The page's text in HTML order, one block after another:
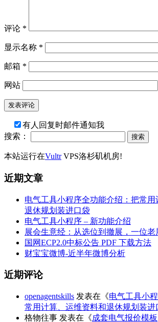
评论 *
显示名称 *
邮箱 *
网站
有人回复时邮件通知我
搜索：
本站运行在VultrVPS洛杉矶机房!
近期文章
电气工具小程序全功能介绍：把常
退休规划装进口袋
电气工具小程序 – 新功能介绍
展会生意经：从选位到撤展，一位
国网ECP2.0中标公告 PDF 下载方法
财宝宝微博-近半年微博分析
近期评论
openagentskills 发表在《电气工具小
常用计算、运维资料和退休规划装进
格物往事 发表在《成套电气报价模板